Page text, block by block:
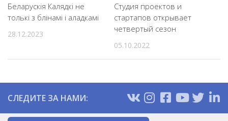
Беларускія Калядкі не
толькі з блінамі і аладкамі
28.12.2023
Студия проектов и
стартапов открывает
четвертый сезон
05.10.2022
СЛЕДИТЕ ЗА НАМИ: